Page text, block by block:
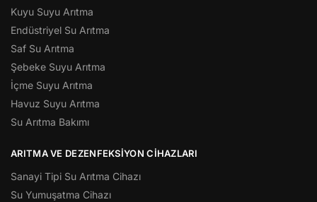
Kuyu Suyu Arıtma
Endüstriyel Su Arıtma
Saf Su Arıtma
Şebeke Suyu Arıtma
İçme Suyu Arıtma
Havuz Suyu Arıtma
Su Arıtma Bakımı
ARITMA VE DEZENFEKSIYON CIHAZLARI
Sanayi Tipi Su Arıtma Cihazı
Su Yumuşatma Cihazı